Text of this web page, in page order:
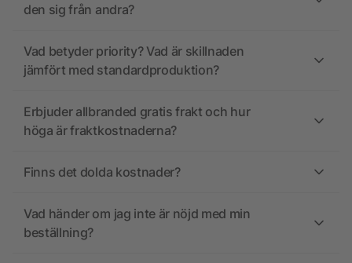
den sig från andra?
Vad betyder priority? Vad är skillnaden
jämfört med standardproduktion?
Erbjuder allbranded gratis frakt och hur
höga är fraktkostnaderna?
Finns det dolda kostnader?
Vad händer om jag inte är nöjd med min
beställning?